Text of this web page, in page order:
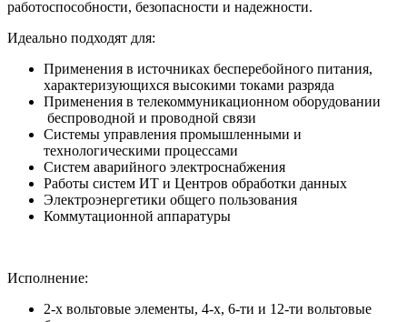
работоспособности, безопасности и надежности.
Идеально подходят для:
Применения в источниках бесперебойного питания,
характеризующихся высокими токами разряда
Применения в телекоммуникационном оборудовании
беспроводной и проводной связи
Системы управления промышленными и
технологическими процессами
Систем аварийного электроснабжения
Работы систем ИТ и Центров обработки данных
Электроэнергетики общего пользования
Коммутационной аппаратуры
Исполнение:
2-х вольтовые элементы, 4-х, 6-ти и 12-ти вольтовые